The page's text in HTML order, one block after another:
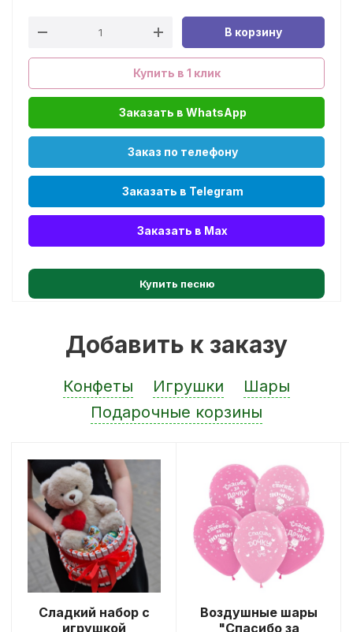
В корзину
Купить в 1 клик
Заказать в WhatsApp
Заказ по телефону
Заказать в Telegram
Заказать в Max
Купить песню
Добавить к заказу
Конфеты Игрушки
Шары
Подарочные корзины
Сладкий набор с
игрушкой
Воздушные шары
"Спасибо за